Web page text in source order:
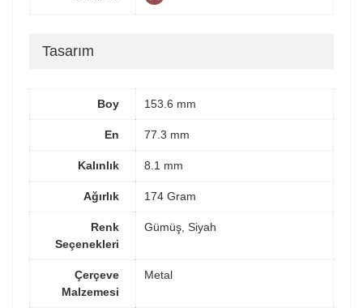
Tasarım
Boy 153.6 mm
En 77.3 mm
Kalınlık 8.1 mm
Ağırlık 174 Gram
Renk
Seçenekleri
Gümüş, Siyah
Çerçeve
Malzemesi
Metal